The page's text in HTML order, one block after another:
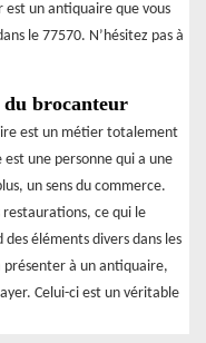
est un antiquaire que vous
le 77570. N’hésitez pas à
brocanteur
est un métier totalement
une personne qui a une
un sens du commerce.
restaurations, ce qui le
éléments divers dans les
présenter à un antiquaire,
Celui-ci est un véritable